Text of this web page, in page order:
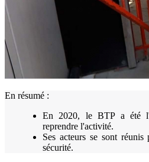
En résumé :
En 2020, le BTP a été
reprendre l'activité.
Ses acteurs se sont
sécurité.